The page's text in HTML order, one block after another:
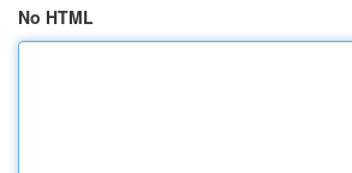
No HTML